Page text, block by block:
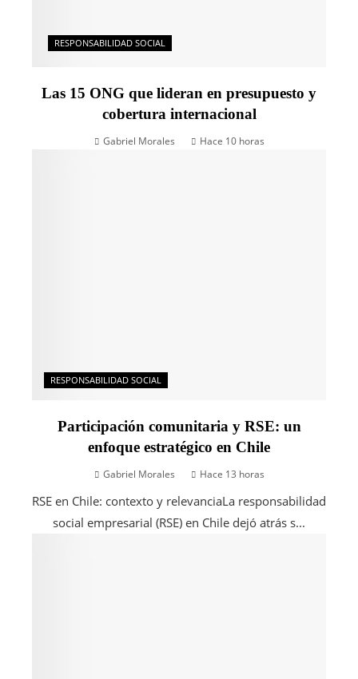
RESPONSABILIDAD SOCIAL
Las 15 ONG que lideran en presupuesto y
cobertura internacional
Gabriel Morales Hace 10 horas
RESPONSABILIDAD SOCIAL
Participación comunitaria y RSE: un
enfoque estratégico en Chile
Gabriel Morales Hace 13 horas
RSE en Chile: contexto y relevanciaLa responsabilidad
social empresarial (RSE) en Chile dejó atrás s...